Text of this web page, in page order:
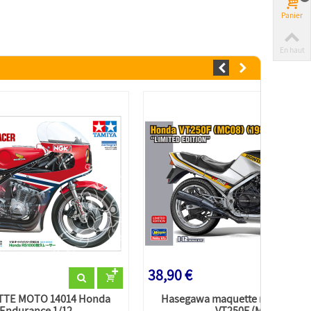
MOTO 14014 Honda
38,90 €
Hasegawa maquette moto
Panier
En haut